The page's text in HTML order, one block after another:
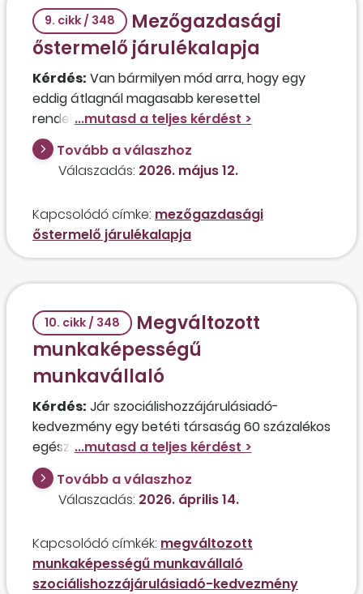
9. cikk / 348
Mezőgazdasági
őstermelő járulékalapja
Kérdés: Van bármilyen mód arra, hogy egy
eddig átlagnál magasabb keresettel
rendelkező – és munkahelyét rövidesen
elveszítő – őstermelői tevékenységet is
folytató 63 éves személy megőrizze eddigi
magas nyugdíjalapját anélkül, hogy őstermelői
Tovább a válaszhoz
Válaszadás: 2026. május 12.
Kapcsolódó címke: mezőgazdasági
őstermelő járulékalapja
10. cikk / 348
Megváltozott
munkaképességű
munkavállaló
Kérdés: Jár szociálishozzájárulásiadó-
kedvezmény egy betéti társaság 60 százalékos
egészségi állapottal rendelkező munkavállalója
után abban az esetben, ha a szükséges
biztosítási idő hiányában nem részesül
rokkantsági ellátásban? Jogosult lesz
Tovább a válaszhoz
Válaszadás: 2026. április 14.
Kapcsolódó címkék: megváltozott
munkaképességű munkavállaló
szociálishozzájárulásiadó-kedvezmény